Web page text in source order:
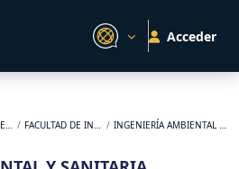
Acceder
PRESENCIAL FACULTAD DE INGENIERÍA INGENIERÍA AMBIENTAL Y SANITARIA